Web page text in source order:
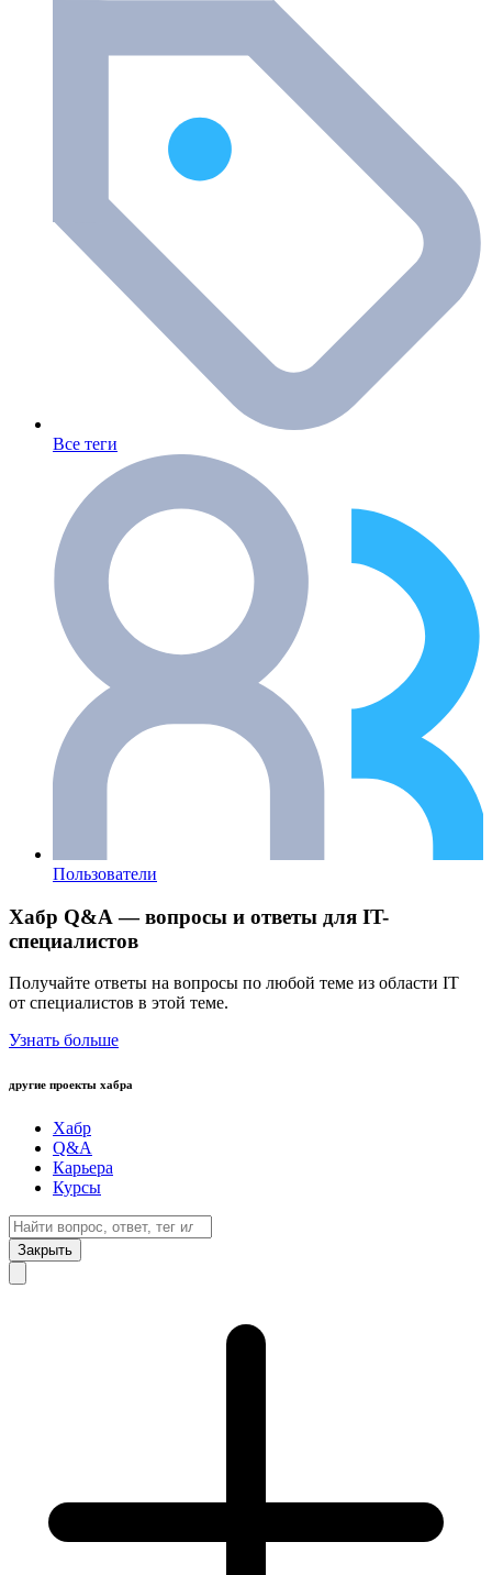
Все теги
Пользователи
Хабр Q&A — вопросы и ответы для IT-
специалистов
Получайте ответы на вопросы по любой теме из области IT
от специалистов в этой теме.
Узнать больше
другие проекты хабра
Хабр
Q&A
Карьера
Курсы
Закрыть